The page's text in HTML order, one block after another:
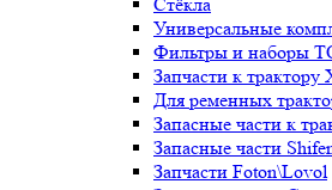
Универсальные
Фильтры и наборы
Запчасти к трактору
Для ременных
Запасные части к
Запасные части
Запчасти Foton\Lovol